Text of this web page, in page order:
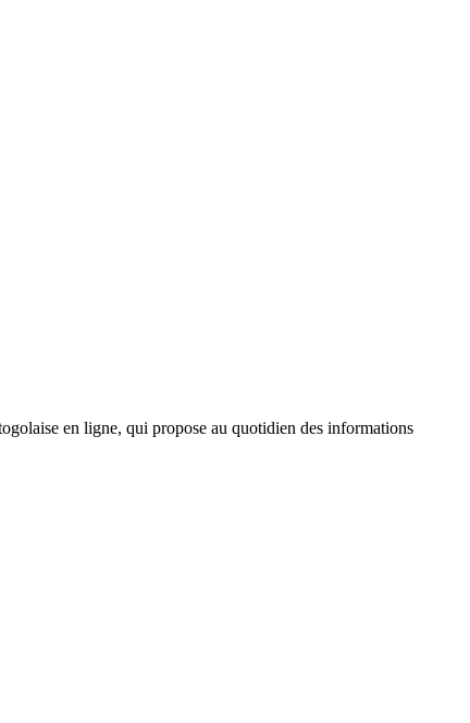
en ligne, qui propose au quotidien des informations